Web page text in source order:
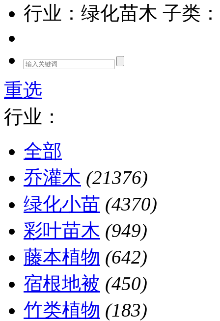
行业：绿化苗木 子类
重选
行业：
全部
乔灌木 (21376)
绿化小苗 (4370)
彩叶苗木 (949)
藤本植物 (642)
宿根地被 (450)
竹类植物 (183)